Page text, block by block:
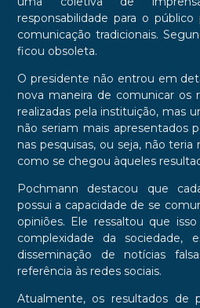
responsabilidade para o
comunicação tradicionais.
ficou obsoleta.
O presidente não entrou em
nova maneira de comunicar os
realizadas pela instituição, mas
não seriam mais apresentados
nas pesquisas, ou seja, não
como se chegou àqueles
Pochmann destacou que
possui a capacidade de se
opiniões. Ele ressaltou que
complexidade da sociedade,
disseminação de notícias
referência às redes sociais.
Atualmente, os resultados de